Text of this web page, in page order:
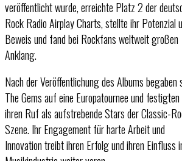
veröffentlicht wurde, erreichte Platz 2 der
Rock Radio Airplay Charts, stellte ihr Potenzial
Beweis und fand bei Rockfans weltweit großen
Anklang.
Nach der Veröffentlichung des Albums begaben
The Gems auf eine Europatournee und
ihren Ruf als aufstrebende Stars der Classic-
Szene. Ihr Engagement für harte Arbeit und
Innovation treibt ihren Erfolg und ihren Einfluss